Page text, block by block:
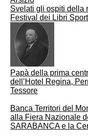
Svelati gli ospiti della
Festival dei Libri
Papà della prima
dell’Hotel Regina,
Tessore
Banca Territori del
alla Fiera Nazionale
SARABANCA e la